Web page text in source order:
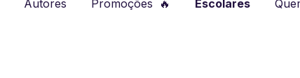
Autores Promoções
Escolares